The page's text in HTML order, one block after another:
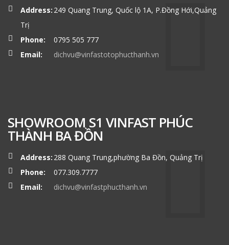
Address: 249 Quang Trung, Quốc lộ 1A, P.Đồng Hới,Quảng
Trị
Phone:
0795 505 777
Email:
dichvu@vinfastotophucthanh.vn
SHOWROOM S1 VINFAST PHÚC
THÀNH BA ĐỒN
Address: 288 Quang Trung,phường Ba Đồn, Quảng Trị
Phone:
077.309.7777
Email:
dichvu@vinfastphucthanh.vn